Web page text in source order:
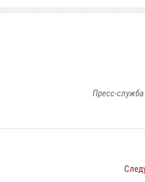
Пресс-служба